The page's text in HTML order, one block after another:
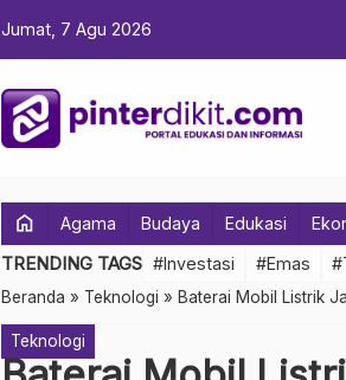
Jumat, 7 Agu 2026
home Agama Budaya Edukasi
TRENDING TAGS #Investasi #Emas
Beranda » Teknologi » Baterai Mobil Listrik
Teknologi